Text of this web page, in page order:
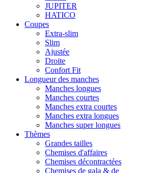
JUPITER
HATICO
Coupes
Extra-slim
Slim
Ajustée
Droite
Confort Fit
Longueur des manches
Manches longues
Manches courtes
Manches extra courtes
Manches extra longues
Manches super longues
Thèmes
Grandes tailles
Chemises d'affaires
Chemises décontractées
Chemises de gala & de